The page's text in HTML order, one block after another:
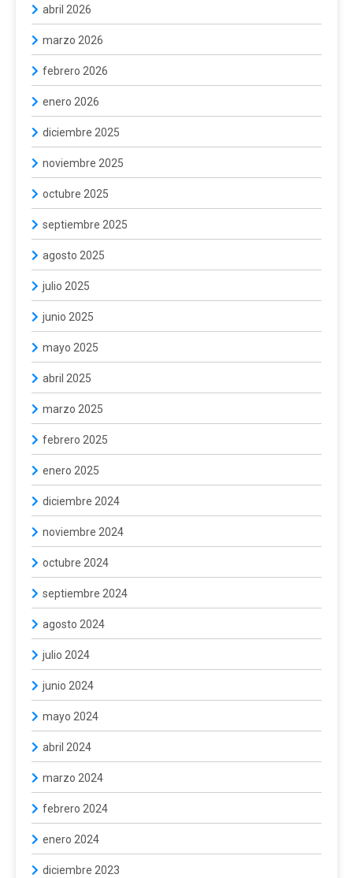
abril 2026
marzo 2026
febrero 2026
enero 2026
diciembre 2025
noviembre 2025
octubre 2025
septiembre 2025
agosto 2025
julio 2025
junio 2025
mayo 2025
abril 2025
marzo 2025
febrero 2025
enero 2025
diciembre 2024
noviembre 2024
octubre 2024
septiembre 2024
agosto 2024
julio 2024
junio 2024
mayo 2024
abril 2024
marzo 2024
febrero 2024
enero 2024
diciembre 2023